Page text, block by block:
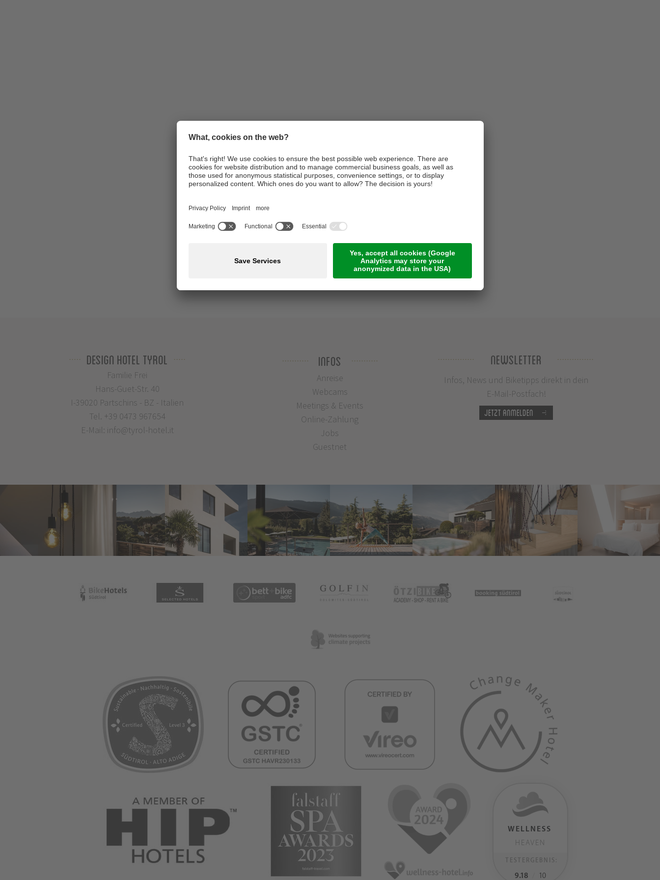
Design Hotel Tyrol
Familie Frei
Hans-Guet-Str. 40
I-39020 Partschins - BZ - Italien
Tel. +39 0473 967654
E-Mail: info@tyrol-hotel.it
Infos
Anreise
Webcams
Meetings & Events
Online-Zahlung
Jobs
Guestnet
Newsletter
Infos, News und Biketipps direkt in dein
E-Mail-Postfach!
Jetzt anmelden
WELLNESS
HEAVEN
TESTERGEBNIS:
9.18 10